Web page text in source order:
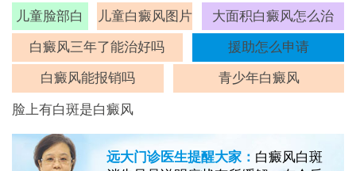
儿童脸部白
斑
儿童白癜风图片 大面积白癜风怎么治
白癜风三年了能治好吗 援助怎么申请
白癜风能报销吗 青少年白癜风
脸上有白斑是白癜风
远大门诊医生提醒大家： 白癜风白斑